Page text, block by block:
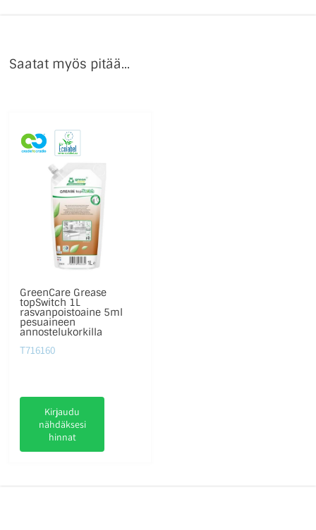
Saatat myös pitää...
GreenCare Grease
topSwitch 1L
rasvanpoistoaine 5ml
pesuaineen
annostelukorkilla
T716160
Kirjaudu
nähdäksesi
hinnat